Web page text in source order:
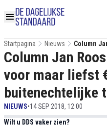
Startpagina Nieuws
Column
Liefst
Column Jan
voor maar liefst
buitenechtelijke
NIEUWS•14 SEP 2018, 12:00
Wilt u DDS vaker zien?